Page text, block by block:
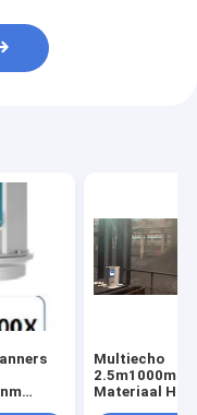
Multiecho
2.5m1000m
Materiaal